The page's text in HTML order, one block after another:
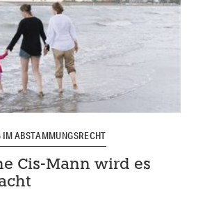
ABSTAMMUNGSRECHT
Cis-Mann wird es